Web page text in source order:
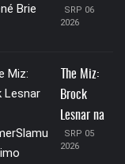
SRP 06
2026
The Miz:
Brock
Lesnar na
SRP 05
2026